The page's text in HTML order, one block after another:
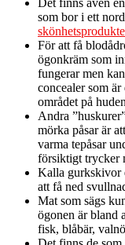
Det finns även
som bor i ett
För att få
ögonkräm som
fungerar men
concealer som
området på
Andra
mörka påsar är
varma tepåsar
försiktigt trycker
Kalla gurkskivor
att få ned
Mat som sägs
ögonen är bland
fisk, blåbär,